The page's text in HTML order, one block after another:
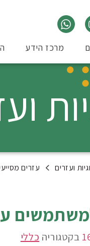
מרכז הידע
ועזרים עזרים
בקטגוריה כללי